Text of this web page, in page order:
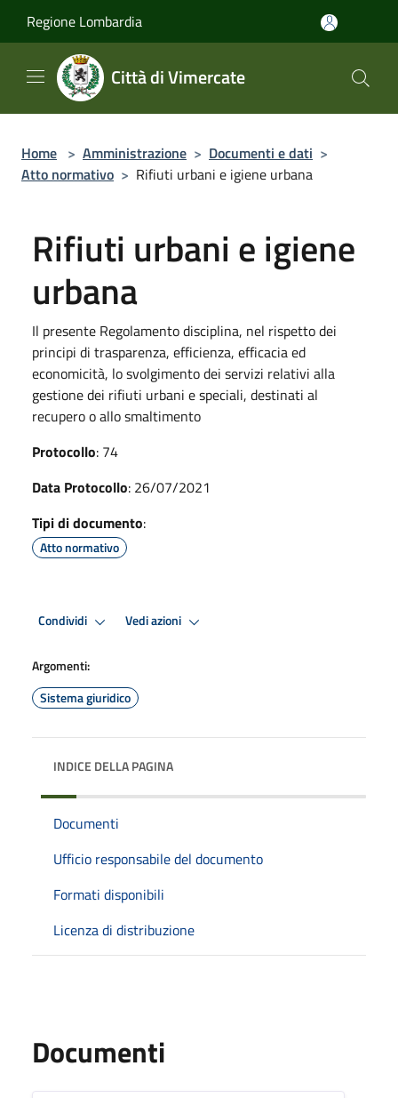
Regione Lombardia
Città di Vimercate
Home > Amministrazione > Documenti e dati >
Atto normativo > Rifiuti urbani e igiene urbana
Rifiuti urbani e igiene
urbana
Il presente Regolamento disciplina, nel rispetto dei
principi di trasparenza, efficienza, efficacia ed
economicità, lo svolgimento dei servizi relativi alla
gestione dei rifiuti urbani e speciali, destinati al
recupero o allo smaltimento
Protocollo: 74
Data Protocollo: 26/07/2021
Tipi di documento:
Atto normativo
Condividi Vedi azioni
Argomenti:
Sistema giuridico
INDICE DELLA PAGINA
Documenti
Ufficio responsabile del documento
Formati disponibili
Licenza di distribuzione
Documenti